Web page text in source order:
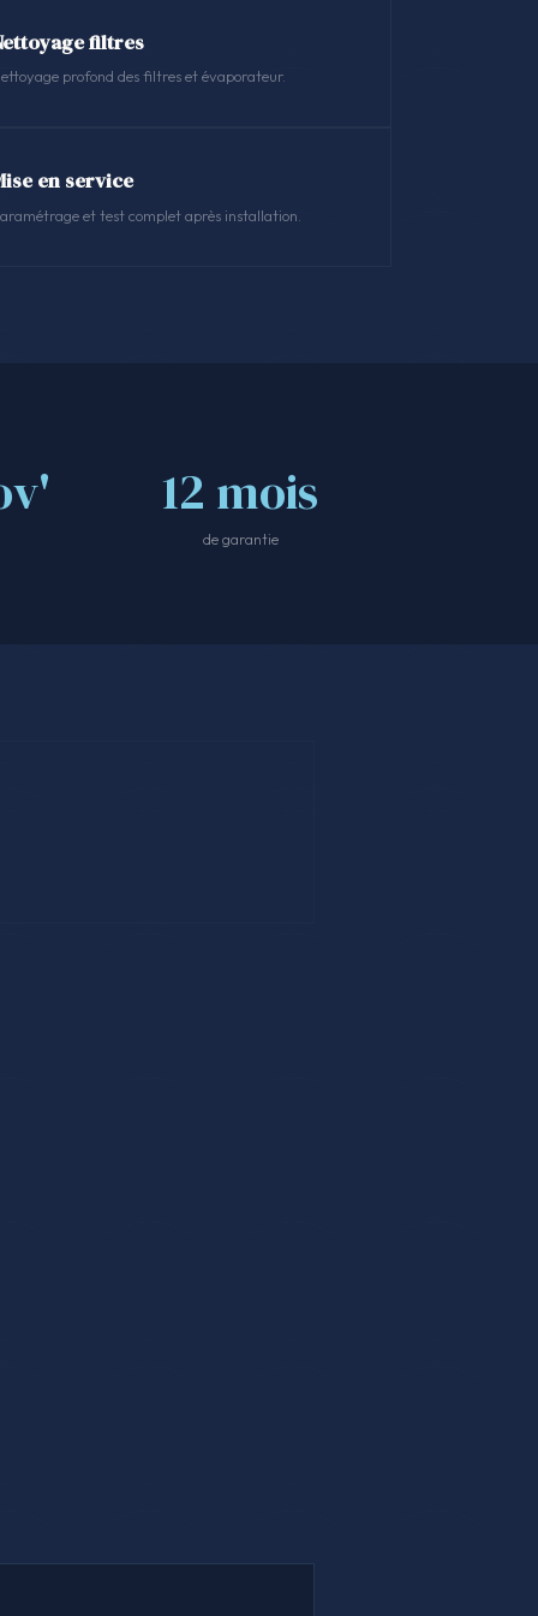
filtres
profond des filtres et évaporateur.
en service
et test complet après installation.
12 mois
de garantie